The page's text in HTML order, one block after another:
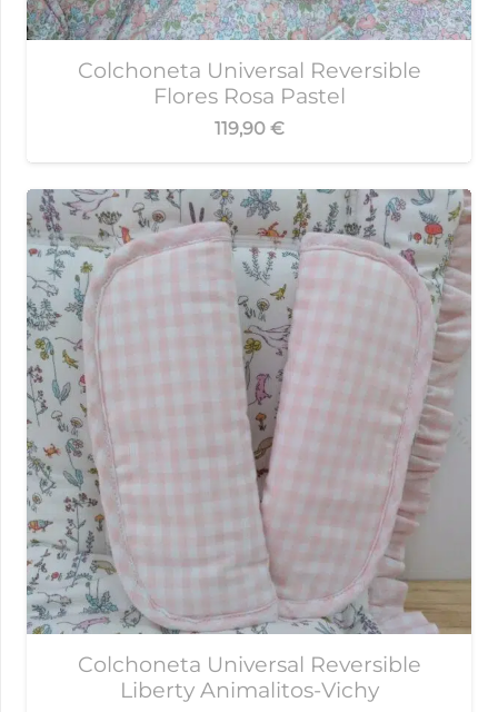
Colchoneta Universal Reversible
Flores Rosa Pastel
119,90 €
Colchoneta Universal Reversible
Liberty Animalitos-Vichy